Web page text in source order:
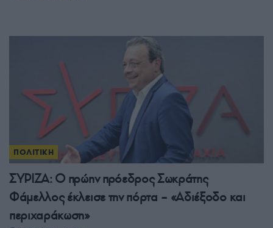
ΠΟΛΙΤΙΚΗ
ΣΥΡΙΖΑ: Ο πρώην πρόεδρος Σωκράτης
Φάμελλος έκλεισε την πόρτα – «Αδιέξοδο και
περιχαράκωση»